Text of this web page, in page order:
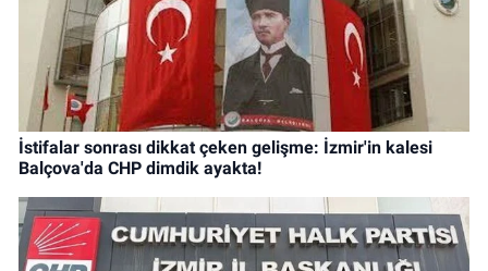
İstifalar sonrası dikkat çeken gelişme: İzmir'in kalesi
Balçova'da CHP dimdik ayakta!